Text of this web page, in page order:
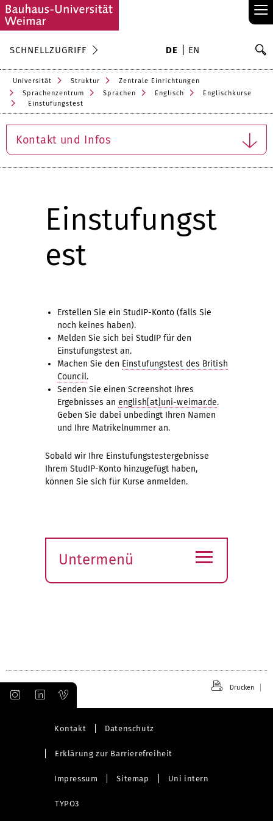
≡
SCHNELLZUGRIFF DE EN
Universität Struktur
Zentrale Einrichtungen
Sprachenzentrum
Sprachen Englisch
Englischkurse
Einstufungstest
Kontakt und Infos
Einstufungst
est
Erstellen Sie ein StudIP-Konto (falls Sie
noch keines haben).
Melden Sie sich bei StudIP für den
Einstufungstest an.
Machen Sie den Einstufungstest des British
Council.
Senden Sie einen Screenshot Ihres
Ergebnisses an english[at]uni-weimar.de.
Geben Sie dabei unbedingt Ihren Namen
und Ihre Matrikelnummer an.
Sobald wir Ihre Einstufungstestergebnisse
Ihrem StudIP-Konto hinzugefügt haben,
können Sie sich für Kurse anmelden.
Untermenü
≡
Drucken
Kontakt Datenschutz
Erklärung zur Barrierefreiheit
Impressum Sitemap Uni intern
TYPO3